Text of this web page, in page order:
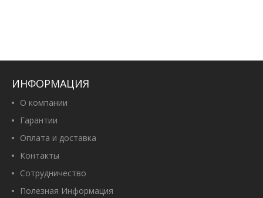
ИНФОРМАЦИЯ
О компании
Гарантии
Оплата и доставка
Контакты
Сотрудничество
Полезная Информация